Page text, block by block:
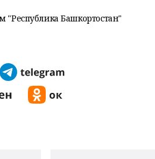
"Республика Башкортостан"